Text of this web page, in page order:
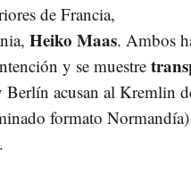
de Francia,
Heiko Maas. Ambos
y se muestre
Berlín acusan al Kremlin
formato